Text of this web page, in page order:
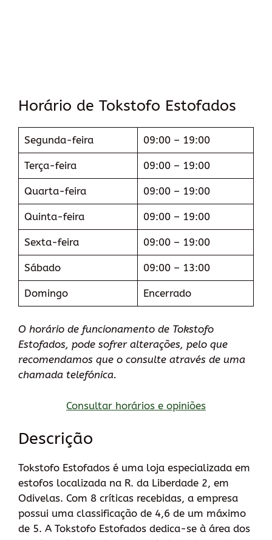
Horário de Tokstofo Estofados
Segunda-feira 09:00 – 19:00
Terça-feira 09:00 – 19:00
Quarta-feira 09:00 – 19:00
Quinta-feira 09:00 – 19:00
Sexta-feira 09:00 – 19:00
Sábado 09:00 – 13:00
Domingo Encerrado
O horário de funcionamento de Tokstofo
Estofados, pode sofrer alterações, pelo que
recomendamos que o consulte através de uma
chamada telefónica.
Consultar horários e opiniões
Descrição
Tokstofo Estofados é uma loja especializada em
estofos localizada na R. da Liberdade 2, em
Odivelas. Com 8 críticas recebidas, a empresa
possui uma classificação de 4,6 de um máximo
de 5. A Tokstofo Estofados dedica-se à área dos